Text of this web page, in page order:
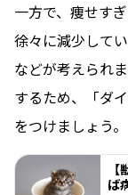
一方で、痩せす
徐々に減少して
などが考えられ
するため、「ダ
をつけましょう。
ば